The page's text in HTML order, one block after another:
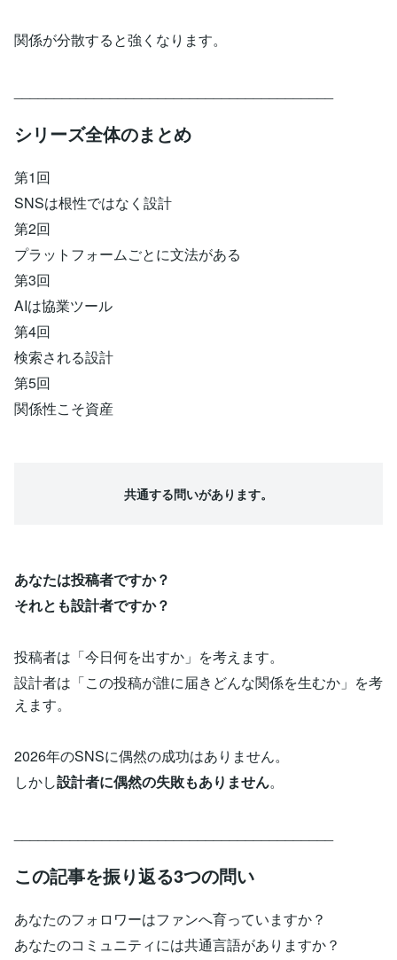
関係が分散すると強くなります。
シリーズ全体のまとめ
第1回
SNSは根性ではなく設計
第2回
プラットフォームごとに文法がある
第3回
AIは協業ツール
第4回
検索される設計
第5回
関係性こそ資産
共通する問いがあります。
あなたは投稿者ですか？
それとも設計者ですか？
投稿者は「今日何を出すか」を考えます。
設計者は「この投稿が誰に届きどんな関係を生むか」を考
えます。
2026年のSNSに偶然の成功はありません。
しかし設計者に偶然の失敗もありません。
この記事を振り返る3つの問い
あなたのフォロワーはファンへ育っていますか？
あなたのコミュニティには共通言語がありますか？